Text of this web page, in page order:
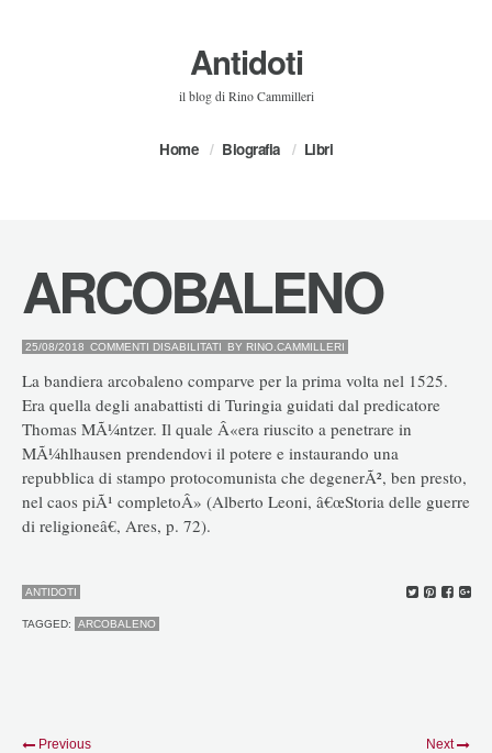
Antidoti
il blog di Rino Cammilleri
Home Biografia Libri
ARCOBALENO
25/08/2018 COMMENTI DISABILITATI SU
BY RINO.CAMMILLERI
La bandiera arcobaleno comparve per la prima volta nel 1525.
Era quella degli anabattisti di Turingia guidati dal predicatore
Thomas MÃ¼ntzer. Il quale Â«era riuscito a penetrare in
MÃ¼hlhausen prendendovi il potere e instaurando una
repubblica di stampo protocomunista che degenerÃ², ben presto,
nel caos piÃ¹ completoÂ» (Alberto Leoni, â€œStoria delle guerre
di religioneâ€, Ares, p. 72).
ANTIDOTI
TAGGED: ARCOBALENO
Previous Next